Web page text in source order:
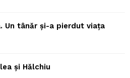
Un tânăr și-a pierdut viața
și Hălchiu